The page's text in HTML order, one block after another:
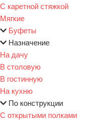
С каретной стяжкой
Мягкие
Буфеты
Назначение
На дачу
В столовую
В гостинную
На кухню
По конструкции
С открытыми полками